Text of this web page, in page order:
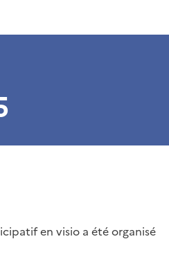
en visio a été organisé